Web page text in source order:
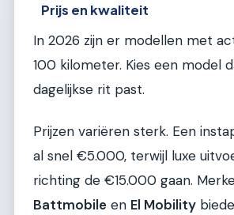
Prijs en kwaliteit
In 2026 zijn er modellen met
100 kilometer. Kies een model
dagelijkse rit past.
Prijzen variëren sterk. Een
al snel €5.000, terwijl luxe
richting de €15.000 gaan.
Battmobile en El Mobility